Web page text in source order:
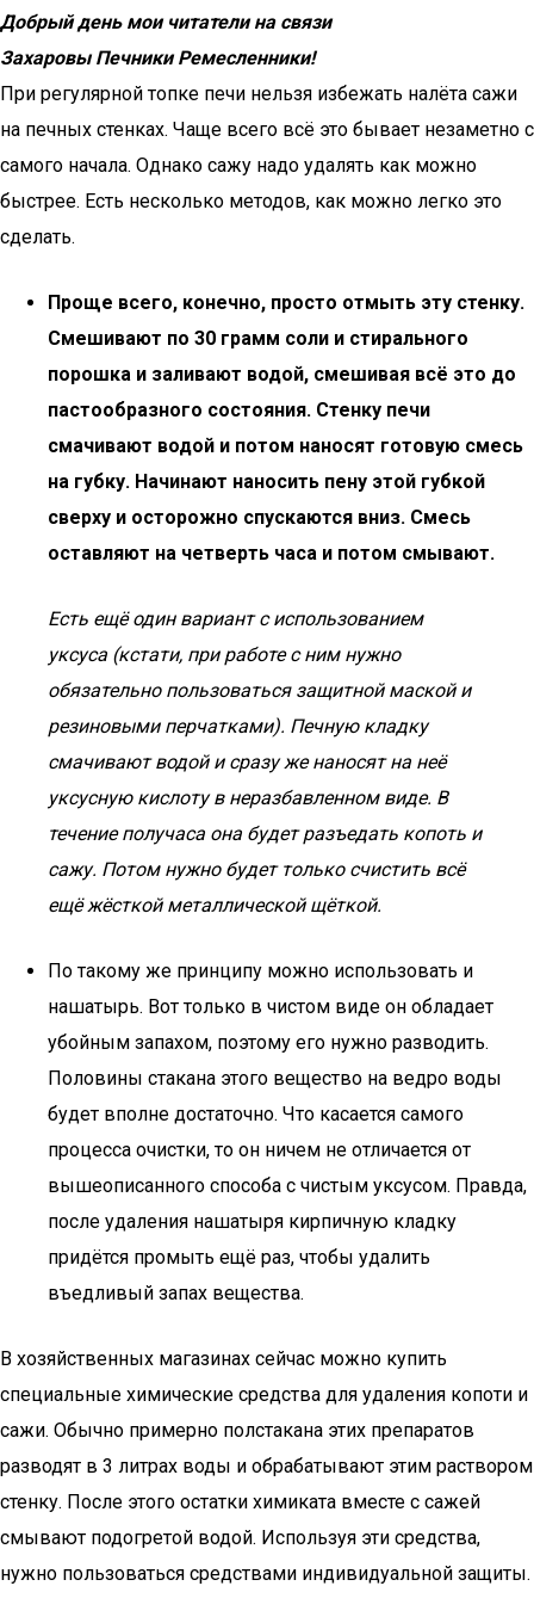
Добрый день мои читатели на связи
Захаровы Печники Ремесленники!
При регулярной топке печи нельзя избежать налёта сажи
на печных стенках. Чаще всего всё это бывает незаметно с
самого начала. Однако сажу надо удалять как можно
быстрее. Есть несколько методов, как можно легко это
сделать.
Проще всего, конечно, просто отмыть эту стенку.
Смешивают по 30 грамм соли и стирального
порошка и заливают водой, смешивая всё это до
пастообразного состояния. Стенку печи
смачивают водой и потом наносят готовую смесь
на губку. Начинают наносить пену этой губкой
сверху и осторожно спускаются вниз. Смесь
оставляют на четверть часа и потом смывают.
Есть ещё один вариант с использованием
уксуса (кстати, при работе с ним нужно
обязательно пользоваться защитной маской и
резиновыми перчатками). Печную кладку
смачивают водой и сразу же наносят на неё
уксусную кислоту в неразбавленном виде. В
течение получаса она будет разъедать копоть и
сажу. Потом нужно будет только счистить всё
ещё жёсткой металлической щёткой.
По такому же принципу можно использовать и
нашатырь. Вот только в чистом виде он обладает
убойным запахом, поэтому его нужно разводить.
Половины стакана этого вещество на ведро воды
будет вполне достаточно. Что касается самого
процесса очистки, то он ничем не отличается от
вышеописанного способа с чистым уксусом. Правда,
после удаления нашатыря кирпичную кладку
придётся промыть ещё раз, чтобы удалить
въедливый запах вещества.
В хозяйственных магазинах сейчас можно купить
специальные химические средства для удаления копоти и
сажи. Обычно примерно полстакана этих препаратов
разводят в 3 литрах воды и обрабатывают этим раствором
стенку. После этого остатки химиката вместе с сажей
смывают подогретой водой. Используя эти средства,
нужно пользоваться средствами индивидуальной защиты.